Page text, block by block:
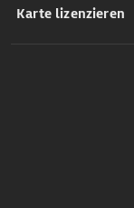
Karte lizenzieren